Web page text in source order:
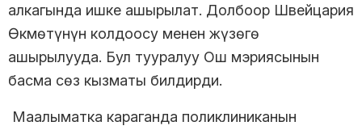
алкагында ишке ашырылат. Долбоор Швейцария
Өкмөтүнүн колдоосу менен жүзөгө
ашырылууда. Бул тууралуу Ош мэриясынын
басма сөз кызматы билдирди.
Маалыматка караганда поликлиниканын